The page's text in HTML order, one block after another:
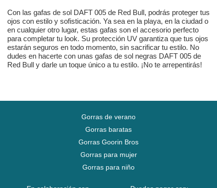
Con las gafas de sol DAFT 005 de Red Bull, podrás proteger tus
ojos con estilo y sofisticación. Ya sea en la playa, en la ciudad o
en cualquier otro lugar, estas gafas son el accesorio perfecto
para completar tu look. Su protección UV garantiza que tus ojos
estarán seguros en todo momento, sin sacrificar tu estilo. No
dudes en hacerte con unas gafas de sol negras DAFT 005 de
Red Bull y darle un toque único a tu estilo. ¡No te arrepentirás!
Gorras de verano
Gorras baratas
Gorras Goorin Bros
Gorras para mujer
Gorras para niño